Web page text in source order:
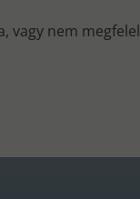
vagy nem